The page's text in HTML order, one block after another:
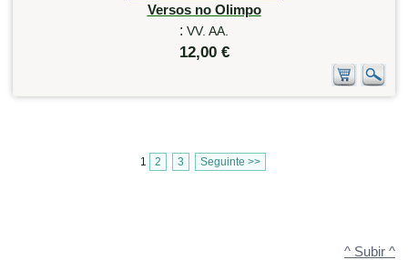
Versos no Olimpo
: VV. AA.
12,00 €
1 2 3 Seguinte >>
^ Subir ^